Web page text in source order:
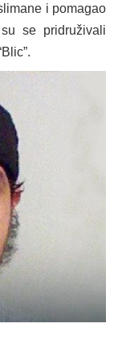
i pomagao
se pridruživali